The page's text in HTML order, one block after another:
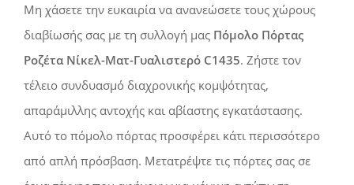
Μη χάσετε την ευκαιρία να ανανεώσετε τους χώρους
διαβίωσής σας με τη συλλογή μας Πόμολο Πόρτας
Ροζέτα Νίκελ-Ματ-Γυαλιστερό C1435. Ζήστε τον
τέλειο συνδυασμό διαχρονικής κομψότητας,
απαράμιλλης αντοχής και αβίαστης εγκατάστασης.
Αυτό το πόμολο πόρτας προσφέρει κάτι περισσότερο
από απλή πρόσβαση. Μετατρέψτε τις πόρτες σας σε